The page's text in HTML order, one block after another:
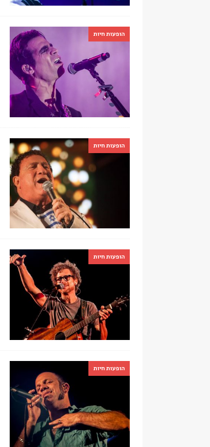
הופעות חיות
הופעות חיות
הופעות חיות
הופעות חיות